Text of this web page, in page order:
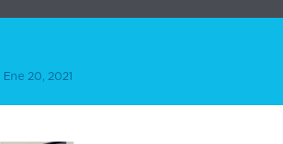
Ene 20, 2021